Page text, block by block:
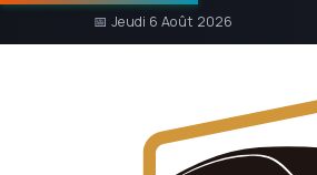
📅 Jeudi 6 Août 2026